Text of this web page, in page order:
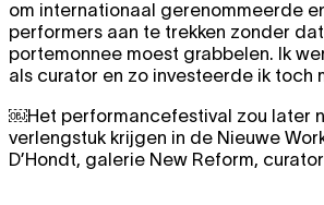
om internationaal gerenommeerde
performers aan te trekken zonder
portemonnee moest grabbelen. Ik
als curator en zo investeerde ik toch
￼Het performancefestival zou later
verlengstuk krijgen in de Nieuwe
D’Hondt, galerie New Reform, curator